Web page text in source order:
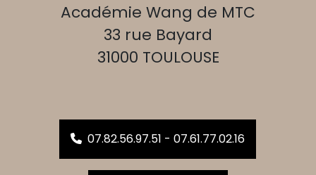
Académie Wang de MTC
33 rue Bayard
31000 TOULOUSE
07.82.56.97.51 - 07.61.77.02.16